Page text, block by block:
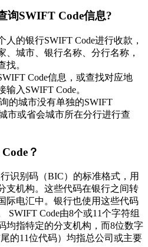
询SWIFT Code信息?
的银行SWIFT Code进行收款，
、城市、银行名称、分行名称，
找。
Code信息，或查找对应地
入SWIFT Code。
的城市没有单独的SWIFT
市或省会城市所在分行进行查
？
识别码（BIC）的标准格式，用
支机构。这些代码在银行之间转
际电汇中。银行也使用这些代码
SWIFT Code由8个或11个字符组
均指特定的分支机构，而8位数字
的11位代码）均指总公司或主要